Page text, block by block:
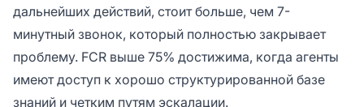
дальнейших действий, стоит больше, чем 7-
минутный звонок, который полностью закрывает
проблему. FCR выше 75% достижима, когда агенты
имеют доступ к хорошо структурированной базе
знаний и четким путям эскалации.